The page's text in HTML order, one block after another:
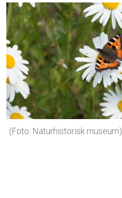
(Foto: Naturhistorisk museum)